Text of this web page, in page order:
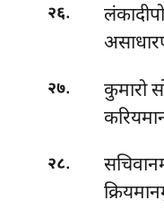
२६.
२७.
कुमारो
२८.